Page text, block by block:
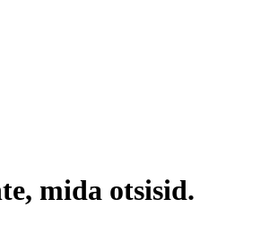
mida otsisid.